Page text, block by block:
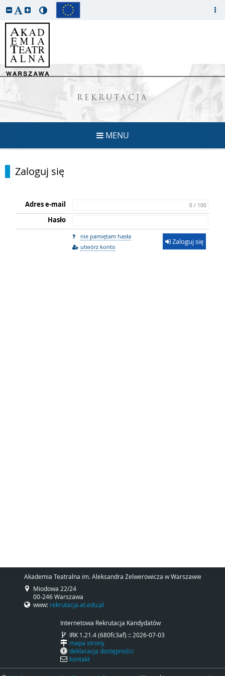
REKRUTACJA
MENU
Zaloguj się
Adres e-mail 0 / 100
Hasło
nie pamiętam hasła
utwórz konto
Zaloguj się
Akademia Teatralna im. Aleksandra Zelwerowicza w Warszawie
Miodowa 22/24
00-246 Warszawa
www: rekrutacja.at.edu.pl
Internetowa Rekrutacja Kandydatów
IRK 1.21.4 (680fc3af) :: 2026-07-03
mapa strony
deklaracja dostępności
kontakt